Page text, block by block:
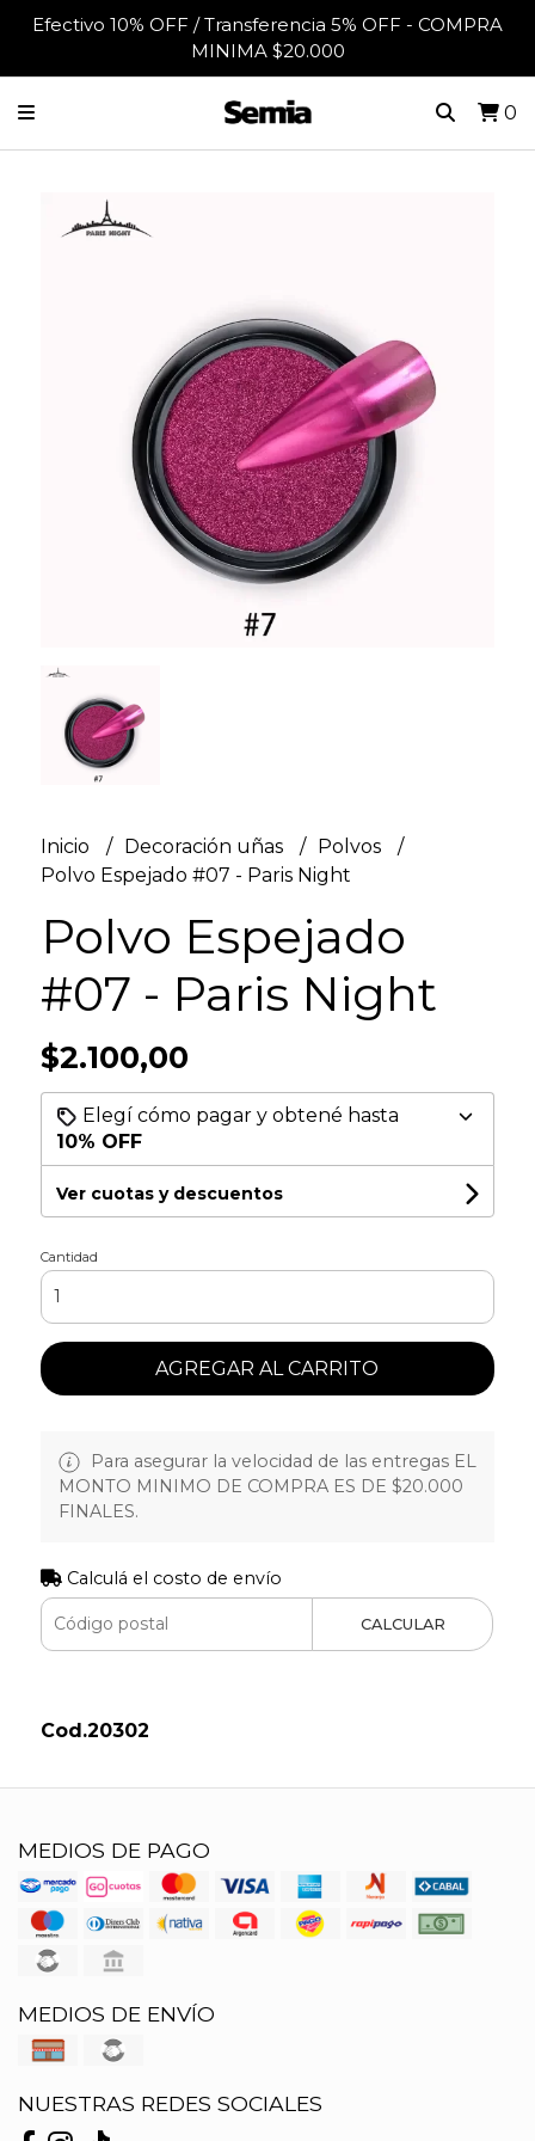
Efectivo 10% OFF / Transferencia 5% OFF - COMPRA
MINIMA $20.000
0
Inicio Decoración uñas
Polvos
Polvo Espejado #07 - Paris Night
Polvo Espejado
#07 - Paris Night
$2.100,00
Elegí cómo pagar y obtené hasta
10% OFF
Ver cuotas y descuentos
Cantidad
AGREGAR AL CARRITO
Para asegurar la velocidad de las entregas EL
MONTO MINIMO DE COMPRA ES DE $20.000
FINALES.
Calculá el costo de envío
CALCULAR
Cod.20302
MEDIOS DE PAGO
MEDIOS DE ENVÍO
NUESTRAS REDES SOCIALES